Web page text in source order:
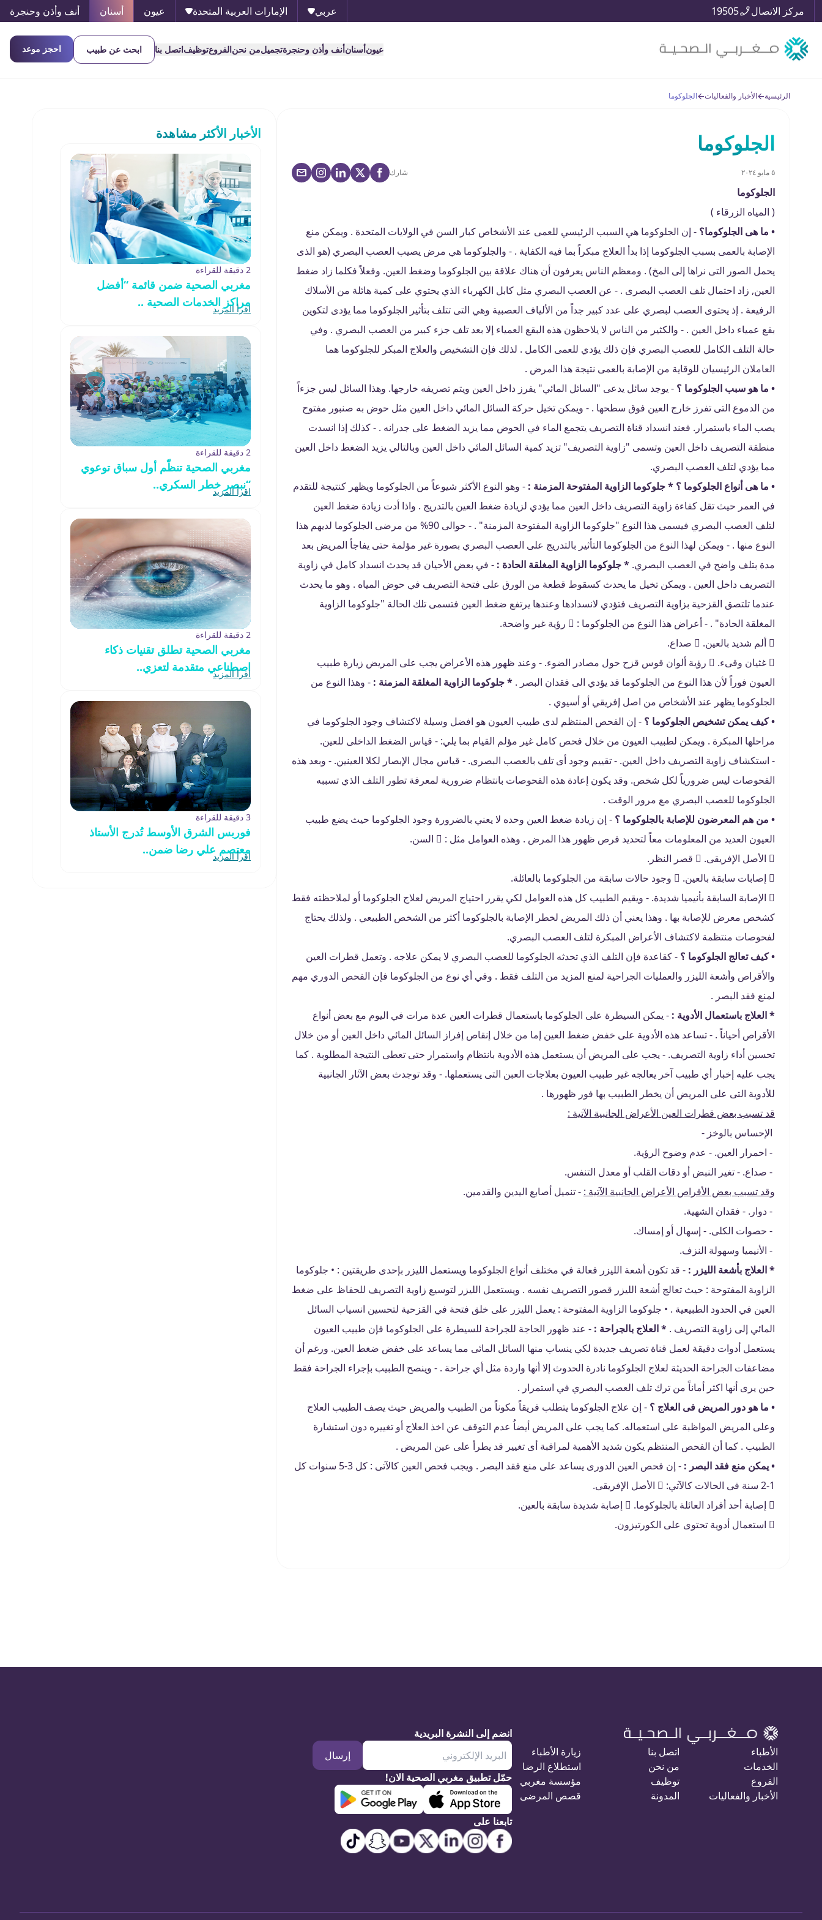
مركز الاتصال 19505 عربي الإمارات العربية المتحدة عيون أسنان أنف وأذن وحنجرة
عيونأسنانأنف وأذن وحنجرةتجميلمن نحنالفروعتوظيفاتصل بنا ابحث عن طبيب احجز موعد
الرئيسية الأخبار والفعاليات الجلوكوما
الجلوكوما
٥ مايو ٢٠٢٤ شارك
الجلوكوما
( المياه الزرقاء )
• ما هى الجلوكوما؟ - إن الجلوكوما هي السبب الرئيسي للعمى عند الأشخاص كبار السن في الولايات المتحدة . ويمكن منع
الإصابة بالعمى بسبب الجلوكوما إذا بدأ العلاج مبكراً بما فيه الكفاية . - والجلوكوما هي مرض يصيب العصب البصري (هو الذى
يحمل الصور التى نراها إلى المخ) . ومعظم الناس يعرفون أن هناك علاقة بين الجلوكوما وضغط العين. وفعلاً فكلما زاد ضغط
العين, زاد احتمال تلف العصب البصرى . - عن العصب البصري مثل كابل الكهرباء الذي يحتوي على كمية هائلة من الأسلاك
الرفيعة . إذ يحتوى العصب لبصري على عدد كبير جداً من الألياف العصبية وهي التى تتلف بتأثير الجلوكوما مما يؤدى لتكوين
بقع عمياء داخل العين . - والكثير من الناس لا يلاحظون هذه البقع العمياء إلا بعد تلف جزء كبير من العصب البصري . وفي
حالة التلف الكامل للعصب البصري فإن ذلك يؤدي للعمى الكامل . لذلك فإن التشخيص والعلاج المبكر للجلوكوما هما
العاملان الرئيسيان للوقاية من الإصابة بالعمى نتيجة هذا المرض .
• ما هو سبب الجلوكوما ؟ - يوجد سائل يدعى "السائل المائي" يفرز داخل العين ويتم تصريفه خارجها. وهذا السائل ليس جزءاً
من الدموع التى تفرز خارج العين فوق سطحها . - ويمكن تخيل حركة السائل المائي داخل العين مثل حوض به صنبور مفتوح
يصب الماء باستمرار. فعند انسداد قناة التصريف يتجمع الماء في الحوض مما يزيد الضغط على جدرانه . - كذلك إذا انسدت
منطقة التصريف داخل العين وتسمى "زاوية التصريف" تزيد كمية السائل المائي داخل العين وبالتالي يزيد الضغط داخل العين
مما يؤدي لتلف العصب البصري.
• ما هى أنواع الجلوكوما ؟ * جلوكوما الزاوية المفتوحة المزمنة : - وهو النوع الأكثر شيوعاً من الجلوكوما ويظهر كنتيجة للتقدم
في العمر حيث تقل كفاءة زاوية التصريف داخل العين مما يؤدي لزيادة ضغط العين بالتدريج . واذا أدت زيادة ضغط العين
لتلف العصب البصري فيسمى هذا النوع "جلوكوما الزاوية المفتوحة المزمنة" . - حوالى 90% من مرضى الجلوكوما لديهم هذا
النوع منها . - ويمكن لهذا النوع من الجلوكوما التأثير بالتدريج على العصب البصري بصورة غير مؤلمة حتى يفاجأ المريض بعد
مدة بتلف واضح في العصب البصري. * جلوكوما الزاوية المغلقة الحادة : - في بعض الأحيان قد يحدث انسداد كامل في زاوية
التصريف داخل العين . ويمكن تخيل ما يحدث كسقوط قطعة من الورق على فتحة التصريف في حوض المياه . وهو ما يحدث
عندما تلتصق القزحية بزاوية التصريف فتؤدي لانسدادها وعندها يرتفع ضغط العين فتسمى تلك الحالة "جلوكوما الزاوية
المغلقة الحادة" . - أعراض هذا النوع من الجلوكوما :  رؤية غير واضحة.
 ألم شديد بالعين.  صداع.
 غثيان وقىء.  رؤية ألوان قوس قزح حول مصادر الضوء. - وعند ظهور هذه الأعراض يجب على المريض زيارة طبيب
العيون فوراً لأن هذا النوع من الجلوكوما قد يؤدي الى فقدان البصر . * جلوكوما الزاوية المغلقة المزمنة : - وهذا النوع من
الجلوكوما يظهر عند الأشخاص من اصل إفريقي أو أسيوي .
• كيف يمكن تشخيص الجلوكوما ؟ - إن الفحص المنتظم لدى طبيب العيون هو افضل وسيلة لاكتشاف وجود الجلوكوما في
مراحلها المبكرة . ويمكن لطبيب العيون من خلال فحص كامل غير مؤلم القيام بما يلي: - قياس الضغط الداخلى للعين.
- استكشاف زاوية التصريف داخل العين. - تقييم وجود أى تلف بالعصب البصرى. - قياس مجال الإبصار لكلا العينين. - وبعد هذه
الفحوصات ليس ضرورياً لكل شخص. وقد يكون إعادة هذه الفحوصات بانتظام ضرورية لمعرفة تطور التلف الذي تسببه
الجلوكوما للعصب البصري مع مرور الوقت .
• من هم المعرضون للإصابة بالجلوكوما ؟ - إن زيادة ضغط العين وحده لا يعني بالضرورة وجود الجلوكوما حيث يضع طبيب
العيون العديد من المعلومات معاً لتحديد فرص ظهور هذا المرض . وهذه العوامل مثل :  السن.
 الأصل الإفريقى.  قصر النظر.
 إصابات سابقة بالعين.  وجود حالات سابقة من الجلوكوما بالعائلة.
 الإصابة السابقة بأنيميا شديدة. - ويقيم الطبيب كل هذه العوامل لكي يقرر احتياج المريض لعلاج الجلوكوما أو لملاحظته فقط
كشخص معرض للإصابة بها . وهذا يعني أن ذلك المريض لخطر الإصابة بالجلوكوما أكثر من الشخص الطبيعي . ولذلك يحتاج
لفحوصات منتظمة لاكتشاف الأعراض المبكرة لتلف العصب البصري.
• كيف تعالج الجلوكوما ؟ - كقاعدة فإن التلف الذي تحدثه الجلوكوما للعصب البصري لا يمكن علاجه . وتعمل قطرات العين
والأقراص وأشعة الليزر والعمليات الجراحية لمنع المزيد من التلف فقط . وفي أي نوع من الجلوكوما فإن الفحص الدوري مهم
لمنع فقد البصر .
* العلاج باستعمال الأدوية : - يمكن السيطرة على الجلوكوما باستعمال قطرات العين عدة مرات في اليوم مع بعض أنواع
الأقراص أحياناً . - تساعد هذه الأدوية على خفض ضغط العين إما من خلال إنقاص إفراز السائل المائي داخل العين أو من خلال
تحسين أداء زاوية التصريف. - يجب على المريض أن يستعمل هذه الأدوية بانتظام واستمرار حتى تعطى النتيجة المطلوبة . كما
يجب عليه إخبار أي طبيب آخر يعالجه غير طبيب العيون بعلاجات العبن التى يستعملها. - وقد توجدث بعض الآثار الجانبية
للأدوية التى على المريض أن يخطر الطبيب بها فور ظهورها .
قد تسبب بعض قطرات العين الأعراض الجانبية الآتية :
الإحساس بالوخز -
- احمرار العين. - عدم وضوح الرؤية.
- صداع. - تغير النبض أو دقات القلب أو معدل التنفس.
وقد تسبب بعض الأقراص الأعراض الجانبية الآتية : - تنميل أصابع اليدين والقدمين.
- دوار. - فقدان الشهية.
- حصوات الكلى. - إسهال أو إمساك.
- الأنيميا وسهولة النزف.
* العلاج بأشعة الليزر : - قد تكون أشعة الليزر فعالة في مختلف أنواع الجلوكوما ويستعمل الليزر بإحدى طريقتين : • جلوكوما
الزاوية المفتوحة : حيث تعالج أشعة الليزر قصور التصريف نفسه . ويستعمل الليزر لتوسيع زاوية التصريف للحفاظ على ضغط
العين في الحدود الطبيعية . • جلوكوما الزاوية المفتوحة : يعمل الليزر على خلق فتحة في القزحية لتحسين انسياب السائل
المائي إلى زاوية التصريف . * العلاج بالجراحة : - عند ظهور الحاجة للجراحة للسيطرة على الجلوكوما فإن طبيب العيون
يستعمل أدوات دقيقة لعمل قناة تصريف جديدة لكي ينساب منها السائل المائى مما يساعد على خفض ضغط العين. ورغم أن
مضاعفات الجراحة الحديثة لعلاج الجلوكوما نادرة الحدوث إلا أنها واردة مثل أي جراحة . - وينصح الطبيب بإجراء الجراحة فقط
حين يرى أنها اكثر أماناً من ترك تلف العصب البصري في استمرار .
• ما هو دور المريض فى العلاج ؟ - إن علاج الجلوكوما يتطلب فريقاً مكوناً من الطبيب والمريض حيث يصف الطبيب العلاج
وعلى المريض المواظبة على استعماله. كما يجب على المريض أيضاُ عدم التوقف عن اخذ العلاج أو تغييره دون استشارة
الطبيب . كما أن الفحص المنتظم يكون شديد الأهمية لمراقبة أى تغيير قد يطرأ على عين المريض .
• يمكن منع فقد البصر :
- إن فحص العين الدورى يساعد على منع فقد البصر . ويجب فحص العين كالآتى : كل 3-5 سنوات كل
1-2 سنة فى الحالات كالآتي:  الأصل الإفريقى.
 إصابة أحد أفراد العائلة بالجلوكوما.  إصابة شديدة سابقة بالعين.
 استعمال أدوية تحتوى على الكورتيزون.
الأخبار الأكثر مشاهدة
2 دقيقة للقراءة
مغربي الصحية ضمن قائمة “أفضل
مراكز الخدمات الصحية ..
اقرأ المزيد
2 دقيقة للقراءة
مغربي الصحية تنظّم أول سباق توعوي
“نبصر خطر السكري..
اقرأ المزيد
2 دقيقة للقراءة
مغربي الصحية تطلق تقنيات ذكاء
اصطناعي متقدمة لتعزي..
اقرأ المزيد
3 دقيقة للقراءة
فوربس الشرق الأوسط تُدرج الأستاذ
معتصم علي رضا ضمن..
اقرأ المزيد
الأطباء
الخدمات
الفروع
الأخبار والفعاليات
اتصل بنا
من نحن
توظيف
المدونة
زيارة الأطباء
استطلاع الرضا
مؤسسة مغربي
قصص المرضى
انضم إلى النشرة البريدية
إرسال
حمّل تطبيق مغربي الصحية الان!
تابعنا على